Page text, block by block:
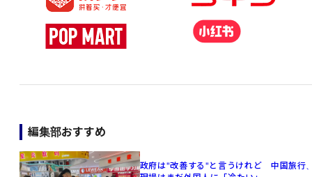
編集部おすすめ
政府は"改善する"と言うけれど 中国旅行